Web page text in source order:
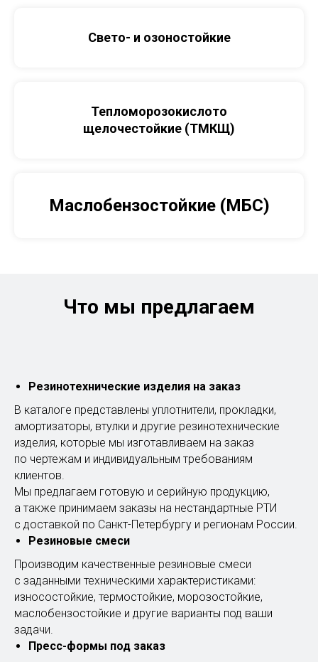
Свето- и озоностойкие
Тепломорозокислото
щелочестойкие (ТМКЩ)
Маслобензостойкие (МБС)
Что мы предлагаем
Резинотехнические изделия на заказ
В каталоге представлены уплотнители, прокладки,
амортизаторы, втулки и другие резинотехнические
изделия, которые мы изготавливаем на заказ
по чертежам и индивидуальным требованиям
клиентов.
Мы предлагаем готовую и серийную продукцию,
а также принимаем заказы на нестандартные РТИ
с доставкой по Санкт-Петербургу и регионам России.
Резиновые смеси
Производим качественные резиновые смеси
с заданными техническими характеристиками:
износостойкие, термостойкие, морозостойкие,
маслобензостойкие и другие варианты под ваши
задачи.
Пресс-формы под заказ